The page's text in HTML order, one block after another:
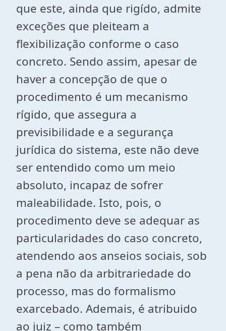
que este, ainda que rigído, admite
exceções que pleiteam a
flexibilização conforme o caso
concreto. Sendo assim, apesar de
haver a concepção de que o
procedimento é um mecanismo
rígido, que assegura a
previsibilidade e a segurança
jurídica do sistema, este não deve
ser entendido como um meio
absoluto, incapaz de sofrer
maleabilidade. Isto, pois, o
procedimento deve se adequar as
particularidades do caso concreto,
atendendo aos anseios sociais, sob
a pena não da arbitrariedade do
processo, mas do formalismo
exarcebado. Ademais, é atribuido
ao juiz – como também